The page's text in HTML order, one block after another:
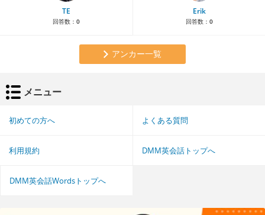
TE
回答数： 0
Erik
回答数： 0
アンカー一覧
メニュー
初めての方へ よくある質問
利用規約 DMM英会話トップへ
DMM英会話Wordsトップへ